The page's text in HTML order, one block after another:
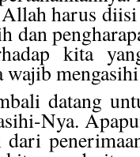
harus
dan
kita
datang
Nya.
dari